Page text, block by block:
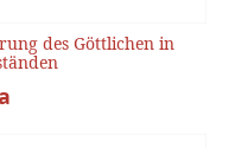
des Göttlichen in